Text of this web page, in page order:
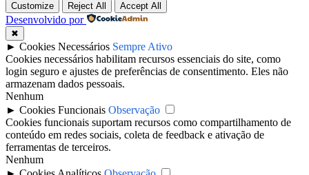
Customize Reject All Accept All
Desenvolvido por
✖
► Cookies Necessários Sempre Ativo
Cookies necessários habilitam recursos essenciais do site, como
login seguro e ajustes de preferências de consentimento. Eles não
armazenam dados pessoais.
Nenhum
► Cookies Funcionais Observação
Cookies funcionais suportam recursos como compartilhamento de
conteúdo em redes sociais, coleta de feedback e ativação de
ferramentas de terceiros.
Nenhum